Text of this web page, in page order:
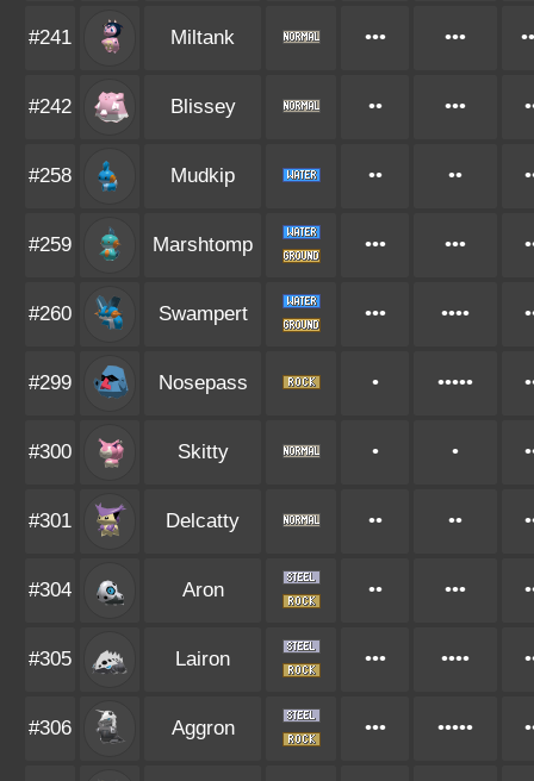
#241 Miltank ••• •••
#242 Blissey •• •••
#258 Mudkip •• ••
#259 Marshtomp ••• •••
#260 Swampert ••• ••••
#299 Nosepass • •••••
#300 Skitty • •
#301 Delcatty •• ••
#304 Aron •• •••
#305 Lairon ••• ••••
#306 Aggron ••• •••••